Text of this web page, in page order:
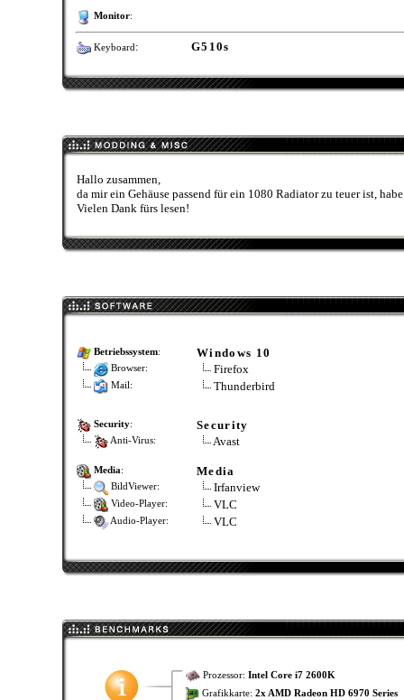
Monitor:
Keyboard: G510s
Hallo zusammen,
da mir ein Gehäuse passend für ein 1080 Radiator zu teuer ist,
Vielen Dank fürs lesen!
Betriebssystem: Windows 10
Browser: Firefox
Mail: Thunderbird
Security: Security
Anti-Virus: Avast
Media: Media
BildViewer: Irfanview
Video-Player: VLC
Audio-Player: VLC
Prozessor: Intel Core i7 2600K
Grafikkarte: 2x AMD Radeon HD 6970 Series